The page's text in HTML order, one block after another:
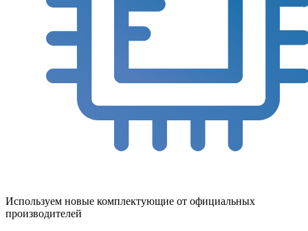
Используем новые комплектующие от официальных
производителей